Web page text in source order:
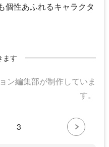
個性あふれるキャラクタ
ます
ン編集部が制作していま
す。
3